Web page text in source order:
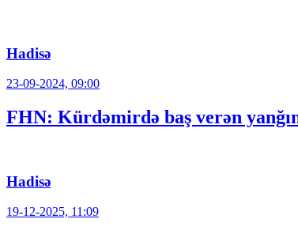
Hadisə
23-09-2024, 09:00
FHN: Kürdəmirdə baş verən
Hadisə
19-12-2025, 11:09